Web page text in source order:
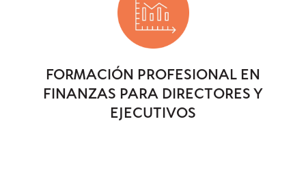
FORMACIÓN PROFESIONAL EN
FINANZAS PARA DIRECTORES Y
EJECUTIVOS